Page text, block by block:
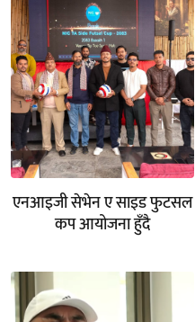
एनआइजी सेभेन ए साइड फुटसल
कप आयोजना हुँदै